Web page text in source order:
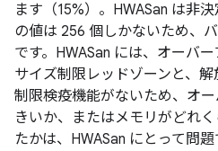
ます（15%）。HWASan は非
の値は 256 個しかないため、
です。HWASan には、オーバ
サイズ制限レッドゾーンと、
制限検疫機能がないため、オ
きいか、またはメモリがどれ
たかは、HWASan にとって問